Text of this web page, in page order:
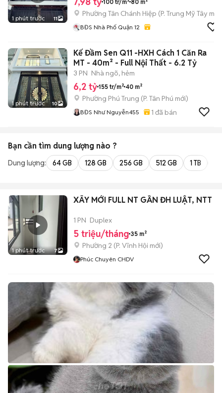
1 phút trước 11
100 tr/m² 80 m²
Phường Tân Chánh Hiệp (P. Trung Mỹ Tây mới)
BĐS Nhà Phố Quận 12
1 phút trước 10
Kế Đầm Sen Q11 -HXH Cách 1 Căn Ra
MT - 40m² - Full Nội Thất - 6.2 Tỷ
3 PN Nhà ngõ, hẻm
6,2 tỷ 155 tr/m² 40 m²
Phường Phú Trung (P. Tân Phú mới)
BĐS Như Nguyễn455 1 đã bán
Bạn cần tìm dung lượng nào ?
Dung lượng: 64 GB 128 GB 256 GB 512 GB 1 TB
1 phút trước 7
XÂY MỚI FULL NT GẦN ĐH LUẬT, NTT
1 PN Duplex
5 triệu/tháng 35 m²
Phường 2 (P. Vĩnh Hội mới)
Phúc Chuyên CHDV